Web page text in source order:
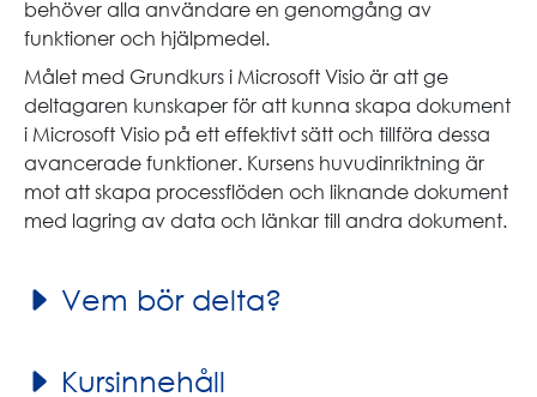
behöver alla användare en genomgång av
funktioner och hjälpmedel.
Målet med Grundkurs i Microsoft Visio är att ge
deltagaren kunskaper för att kunna skapa dokument
i Microsoft Visio på ett effektivt sätt och tillföra dessa
avancerade funktioner. Kursens huvudinriktning är
mot att skapa processflöden och liknande dokument
med lagring av data och länkar till andra dokument.
Vem bör delta?
Kursinnehåll